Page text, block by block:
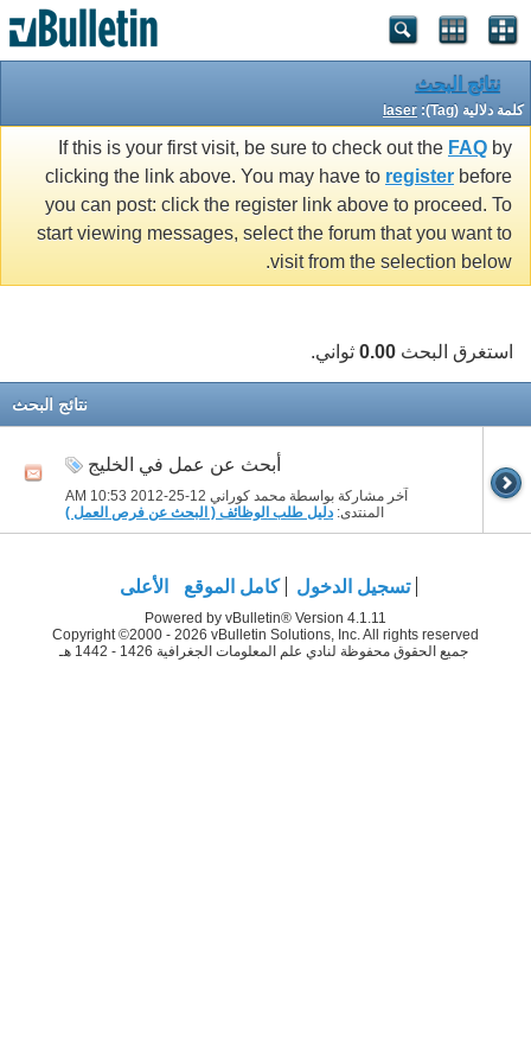
نتائج البحث
كلمة دلالية (Tag): laser
If this is your first visit, be sure to check out the FAQ by
clicking the link above. You may have to register before
you can post: click the register link above to proceed. To
start viewing messages, select the forum that you want to
visit from the selection below.
استغرق البحث 0.00 ثواني.
نتائج البحث
أبحث عن عمل في الخليج
آخر مشاركة بواسطة محمد كوراني 12-25-2012
10:53 AM
المنتدى:دليل طلب الوظائف ( البحث عن فرص العمل )
تسجيل الدخول كامل الموقع الأعلى
Powered by vBulletin® Version 4.1.11
Copyright ©2000 - 2026 vBulletin Solutions, Inc. All rights reserved
جميع الحقوق محفوظة لنادي علم المعلومات الجغرافية 1426 - 1442 هـ